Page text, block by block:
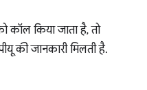
कॉल किया जाता है, तो
की जानकारी मिलती है.